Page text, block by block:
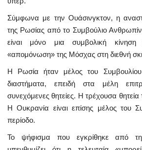
Σύμφωνα με την Ουάσινγκτον, η
της Ρωσίας από το Συμβούλιο
είναι μόνο μια συμβολική κίνηση
«απομόνωση» της Μόσχας στη διεθνή
Η Ρωσία ήταν μέλος του
διαστήματα, επειδή στα μέλη
συνεχόμενες θητείες. Η τρέχουσα
Η Ουκρανία είναι επίσης μέλος του
περίοδο.
Το ψήφισμα που εγκρίθηκε από τη